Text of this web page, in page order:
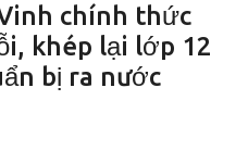
chính thức
khép lại lớp 12
bị ra nước